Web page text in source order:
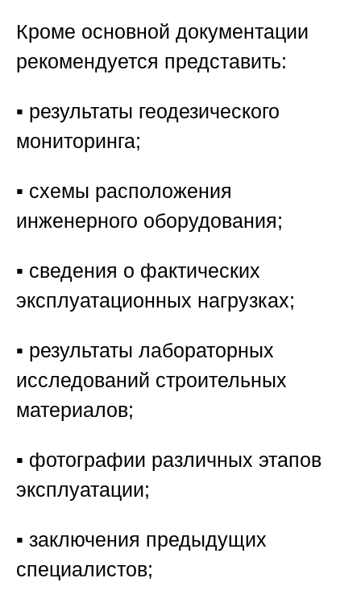
Кроме основной документации
рекомендуется представить:
▪️ результаты геодезического
мониторинга;
▪️ схемы расположения
инженерного оборудования;
▪️ сведения о фактических
эксплуатационных нагрузках;
▪️ результаты лабораторных
исследований строительных
материалов;
▪️ фотографии различных этапов
эксплуатации;
▪️ заключения предыдущих
специалистов;